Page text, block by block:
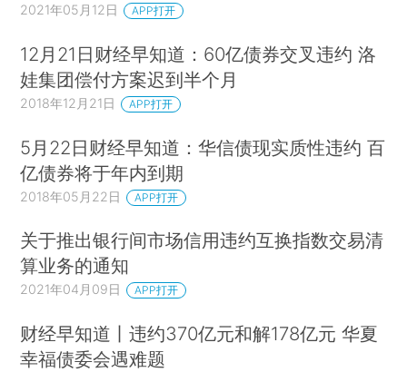
2021年05月12日 APP打开
12月21日财经早知道：60亿债券交叉违约 洛
娃集团偿付方案迟到半个月
2018年12月21日 APP打开
5月22日财经早知道：华信债现实质性违约 百
亿债券将于年内到期
2018年05月22日 APP打开
关于推出银行间市场信用违约互换指数交易清
算业务的通知
2021年04月09日 APP打开
财经早知道丨违约370亿元和解178亿元 华夏
幸福债委会遇难题